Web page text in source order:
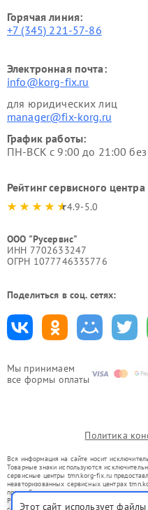
Мы принимаем
все формы оплаты
Горячая линия:
+7 (345) 221-57-86
Электронная почта:
info@korg-fix.ru
для юридических лиц
manager@fix-korg.ru
График работы:
ПН-ВСК с 9:00 до 21:00
Рейтинг сервисного центра
4.9-5.0
ООО "Русервис"
ИНН 7702633247
ОГРН 1077746335776
Поделиться в соц. сетях:
Политика
Вся информация на сайте носит
Товарные знаки используются
сервисные центры tmn.korg-fix.ru
неавторизованных сервисных центрах
правообладателями товарных знаков или
Ремонт осуществляется для устройств, уже
Этот сайт использует